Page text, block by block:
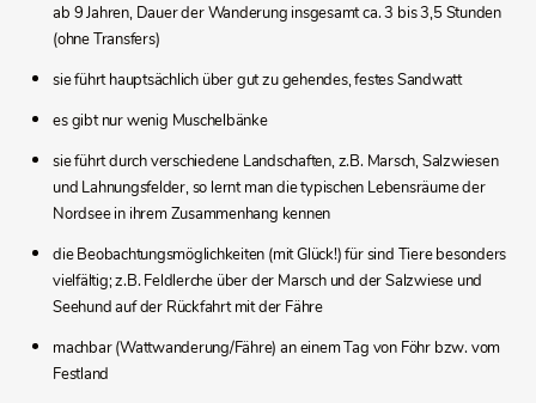
ab 9 Jahren, Dauer der Wanderung insgesamt ca. 3 bis 3,5 Stunden
(ohne Transfers)
sie führt hauptsächlich über gut zu gehendes, festes Sandwatt
es gibt nur wenig Muschelbänke
sie führt durch verschiedene Landschaften, z.B. Marsch, Salzwiesen
und Lahnungsfelder, so lernt man die typischen Lebensräume der
Nordsee in ihrem Zusammenhang kennen
die Beobachtungsmöglichkeiten (mit Glück!) für sind Tiere besonders
vielfältig; z.B. Feldlerche über der Marsch und der Salzwiese und
Seehund auf der Rückfahrt mit der Fähre
machbar (Wattwanderung/Fähre) an einem Tag von Föhr bzw. vom
Festland